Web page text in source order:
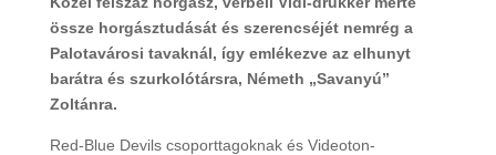
össze horgásztudását és szerencséjét nemrég a
Palotavárosi tavaknál, így emlékezve az elhunyt
barátra és szurkolótársra, Németh „Savanyú”
Zoltánra.
Red-Blue Devils csoporttagoknak és Videoton-